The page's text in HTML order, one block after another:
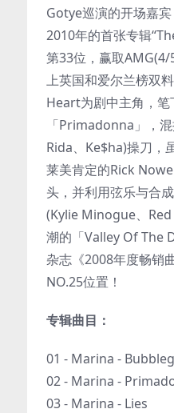
Gotye巡演的开场嘉
2010年的首张专辑
第33位，赢取
上英国和爱尔兰榜双
Heart为剧中主角，笔
「Primadonna」，
Rida、Ke$ha)操刀，
莱美肯定的Rick
头，并利用弦乐与合
(Kylie Minogue、
潮的「Valley Of The
杂志《2008年度畅销
NO.25位置！
专辑曲目：
01 - Marina -
02 - Marina -
03 - Marina - Lies